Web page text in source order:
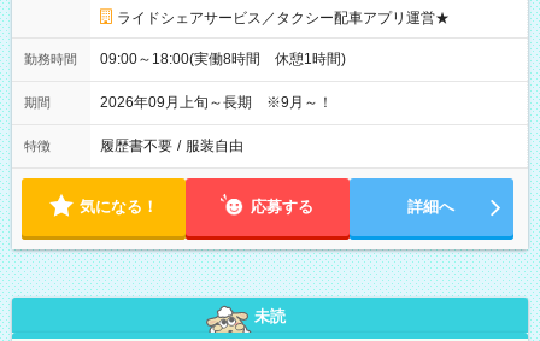
ライドシェアサービス／タクシー配車アプリ運営★
勤務時間 09:00～18:00(実働8時間 休憩1時間)
期間 2026年09月上旬～長期 ※9月～！
特徴 履歴書不要 / 服装自由
気になる！ 応募する 詳細へ
未読